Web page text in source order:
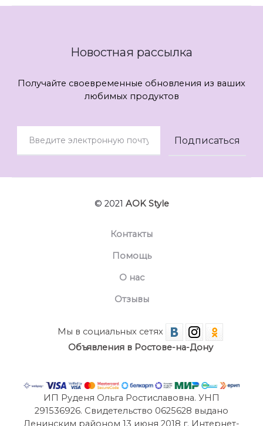
Новостная рассылка
Получайте своевременные обновления из ваших
любимых продуктов
© 2021 AOK Style
Контакты
Помощь
О нас
Отзывы
Мы в социальных сетях
Объявления в Ростове-на-Дону
ИП Руденя Ольга Ростиславовна. УНП
291536926. Свидетельство 0625628 выдано
Ленинским районом 13 июня 2018 г. Интернет-